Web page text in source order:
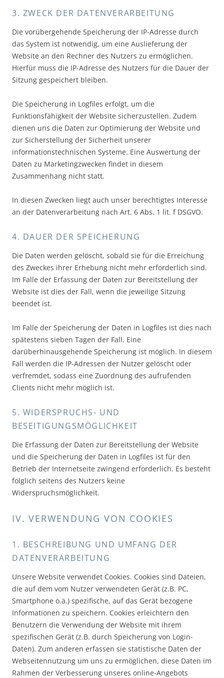
3. ZWECK DER DATENVERARBEITUNG
Die vorübergehende Speicherung der IP-Adresse durch
das System ist notwendig, um eine Auslieferung der
Website an den Rechner des Nutzers zu ermöglichen.
Hierfür muss die IP-Adresse des Nutzers für die Dauer der
Sitzung gespeichert bleiben.
Die Speicherung in Logfiles erfolgt, um die
Funktionsfähigkeit der Website sicherzustellen. Zudem
dienen uns die Daten zur Optimierung der Website und
zur Sicherstellung der Sicherheit unserer
informationstechnischen Systeme. Eine Auswertung der
Daten zu Marketingzwecken findet in diesem
Zusammenhang nicht statt.
In diesen Zwecken liegt auch unser berechtigtes Interesse
an der Datenverarbeitung nach Art. 6 Abs. 1 lit. f DSGVO.
4. DAUER DER SPEICHERUNG
Die Daten werden gelöscht, sobald sie für die Erreichung
des Zweckes ihrer Erhebung nicht mehr erforderlich sind.
Im Falle der Erfassung der Daten zur Bereitstellung der
Website ist dies der Fall, wenn die jeweilige Sitzung
beendet ist.
Im Falle der Speicherung der Daten in Logfiles ist dies nach
spätestens sieben Tagen der Fall. Eine
darüberhinausgehende Speicherung ist möglich. In diesem
Fall werden die IP-Adressen der Nutzer gelöscht oder
verfremdet, sodass eine Zuordnung des aufrufenden
Clients nicht mehr möglich ist.
5. WIDERSPRUCHS- UND
BESEITIGUNGSMÖGLICHKEIT
Die Erfassung der Daten zur Bereitstellung der Website
und die Speicherung der Daten in Logfiles ist für den
Betrieb der Internetseite zwingend erforderlich. Es besteht
folglich seitens des Nutzers keine
Widerspruchsmöglichkeit.
IV. VERWENDUNG VON COOKIES
1. BESCHREIBUNG UND UMFANG DER
DATENVERARBEITUNG
Unsere Website verwendet Cookies. Cookies sind Dateien,
die auf dem vom Nutzer verwendeten Gerät (z.B. PC,
Smartphone o.ä.) spezifische, auf das Gerät bezogene
Informationen zu speichern. Cookies erleichtern den
Benutzern die Verwendung der Website mit ihrem
spezifischen Gerät (z.B. durch Speicherung von Login-
Daten). Zum anderen erfassen sie statistische Daten der
Webseitennutzung um uns zu ermöglichen, diese Daten im
Rahmen der Verbesserung unseres online-Angebots